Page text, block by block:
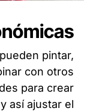
pintar,
con otros
para crear
así ajustar el